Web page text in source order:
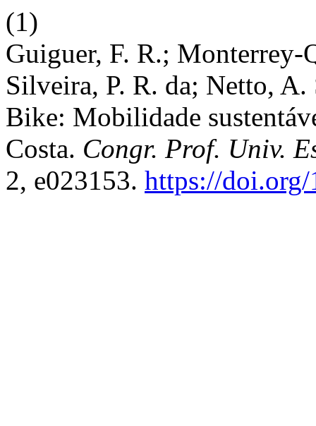
(1)
Guiguer, F. R.; Monterrey-
Silveira, P. R. da; Netto,
Bike: Mobilidade
Costa. Congr. Prof. Univ.
2, e023153. https://doi.org/